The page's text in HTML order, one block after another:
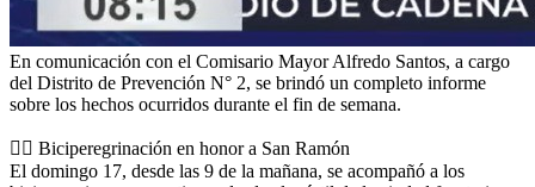
En comunicación con el Comisario Mayor Alfredo Santos, a cargo
del Distrito de Prevención N° 2, se brindó un completo informe
sobre los hechos ocurridos durante el fin de semana.
🚴‍♂️ Biciperegrinación en honor a San Ramón
El domingo 17, desde las 9 de la mañana, se acompañó a los